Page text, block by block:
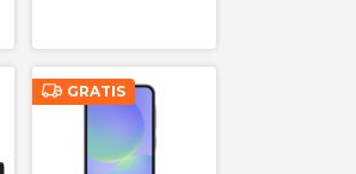
GRATIS